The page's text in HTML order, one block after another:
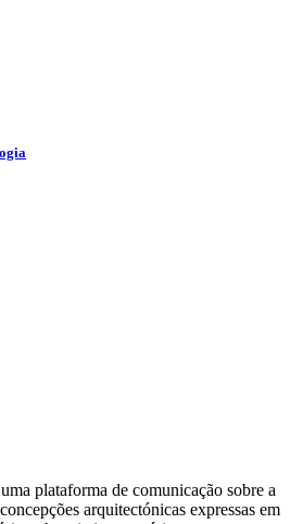
plataforma de comunicação sobre a
arquitectónicas expressas em